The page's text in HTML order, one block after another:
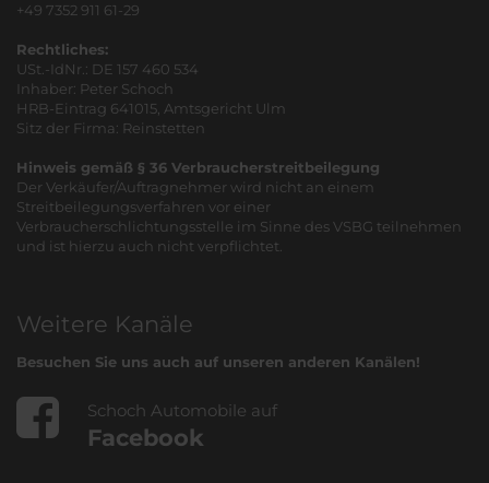
+49 7352 911 61-29
Rechtliches:
USt.-IdNr.: DE 157 460 534
Inhaber: Peter Schoch
HRB-Eintrag 641015, Amtsgericht Ulm
Sitz der Firma: Reinstetten
Hinweis gemäß § 36 Verbraucherstreitbeilegung
Der Verkäufer/Auftragnehmer wird nicht an einem
Streitbeilegungsverfahren vor einer
Verbraucherschlichtungsstelle im Sinne des VSBG teilnehmen
und ist hierzu auch nicht verpflichtet.
Weitere Kanäle
Besuchen Sie uns auch auf unseren anderen Kanälen!
Schoch Automobile auf
Facebook